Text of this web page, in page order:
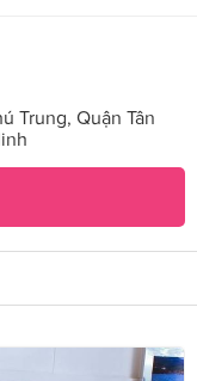
Trung, Quận Tân